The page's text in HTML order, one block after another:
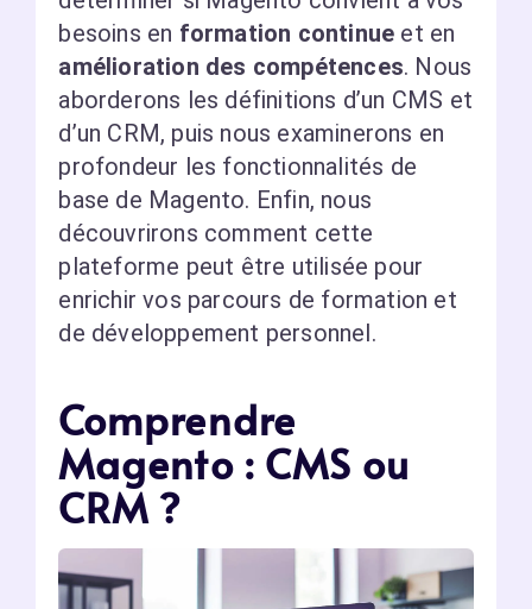
besoins en formation continue et en
amélioration des compétences. Nous
aborderons les définitions d’un CMS et
d’un CRM, puis nous examinerons en
profondeur les fonctionnalités de
base de Magento. Enfin, nous
découvrirons comment cette
plateforme peut être utilisée pour
enrichir vos parcours de formation et
de développement personnel.
Comprendre
Magento : CMS ou
CRM ?